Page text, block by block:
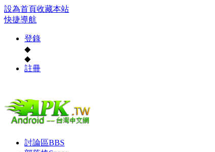
設為首頁收藏本站
快捷導航
登錄
◆
◆
註冊
討論區BBS